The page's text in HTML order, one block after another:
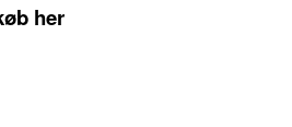
her